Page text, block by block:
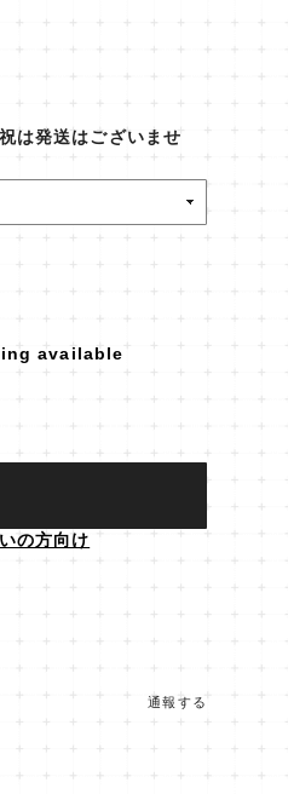
は発送はございませ
available
の方向け
通報する